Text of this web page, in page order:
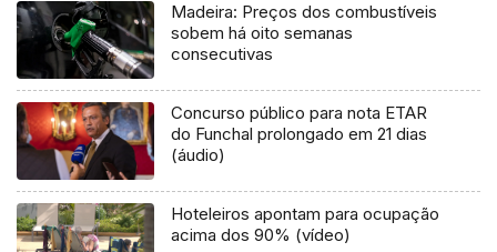
Madeira: Preços dos combustíveis
sobem há oito semanas
consecutivas
Concurso público para nota ETAR
do Funchal prolongado em 21 dias
(áudio)
Hoteleiros apontam para ocupação
acima dos 90% (vídeo)